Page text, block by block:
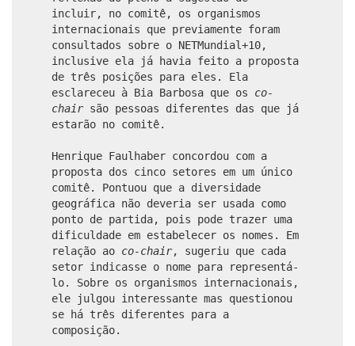
incluir, no comitê, os organismos
internacionais que previamente foram
consultados sobre o NETMundial+10,
inclusive ela já havia feito a proposta
de três posições para eles. Ela
esclareceu à Bia Barbosa que os co-
chairsão pessoas diferentes das que já
estarão no comitê.
Henrique Faulhaber concordou com a
proposta dos cinco setores em um único
comitê. Pontuou que a diversidade
geográfica não deveria ser usada como
ponto de partida, pois pode trazer uma
dificuldade em estabelecer os nomes. Em
relação ao co-chair, sugeriu que cada
setor indicasse o nome para representá-
lo. Sobre os organismos internacionais,
ele julgou interessante mas questionou
se há três diferentes para a
composição.